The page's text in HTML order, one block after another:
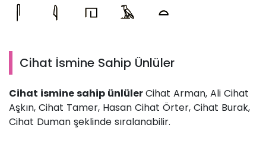
Cihat İsmine Sahip Ünlüler
Cihat ismine sahip ünlülerCihat Arman, Ali Cihat
Aşkın, Cihat Tamer, Hasan Cihat Örter, Cihat Burak,
Cihat Duman şeklinde sıralanabilir.